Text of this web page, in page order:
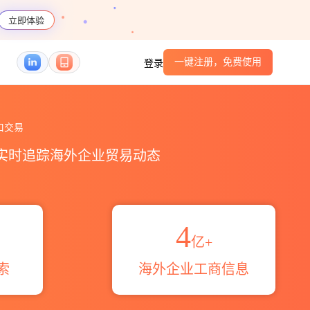
立即体验
登录 一键注册，免费使用
交易
时追踪海外企业贸易动态
4亿+
海外企业工商信息